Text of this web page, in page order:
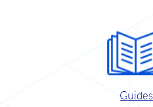
Guides